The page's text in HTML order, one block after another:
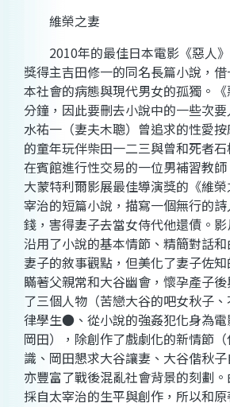
維榮之妻
2010年的最佳日本電影《惡人》
獎得主吉田修一的同名長篇小說，
本社會的病態與現代男女的孤獨。
分鐘，因此要刪去小說中的一些次
水祐一（妻夫木聰）曾追求的性愛
的童年玩伴柴田一二三與曾和死者石
在賓館進行性交易的一位男補習教
大蒙特利爾影展最佳導演獎的《維
宰治的短篇小說，描寫一個無行的
錢，害得妻子去當女侍代他還債。
沿用了小說的基本情節、精簡對話
妻子的敘事觀點，但美化了妻子佐
瞞著父親常和大谷幽會，懷孕產子
了三個人物（苦戀大谷的吧女秋子
律學生●、從小說的強姦犯化身為電
岡田），除創作了戲劇化的新情節
識、岡田懇求大谷讓妻、大谷偕秋子
亦豐富了戰後混亂社會背景的刻劃
採自太宰治的生平與創作，所以和原